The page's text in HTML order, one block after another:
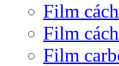
Film
Film
Film